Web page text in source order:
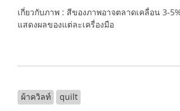
เกี่ยวกับภาพ : สีของภาพอาจตลาดเคลื่อน 3-
แสดงผลของแต่ละเครื่องมือ
ผ้าควิลท์ quilt